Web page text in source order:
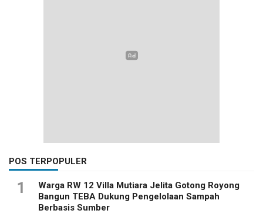
POS TERPOPULER
1
Warga RW 12 Villa Mutiara Jelita Gotong Royong
Bangun TEBA Dukung Pengelolaan Sampah
Berbasis Sumber